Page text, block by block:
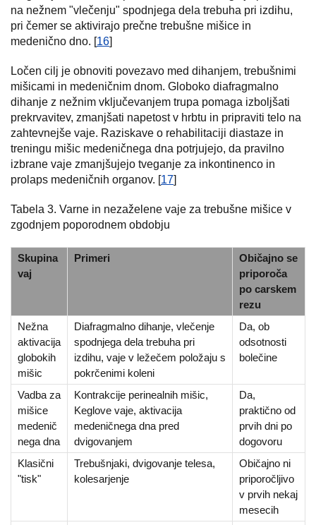
na nežnem "vlečenju" spodnjega dela trebuha pri izdihu,
pri čemer se aktivirajo prečne trebušne mišice in
medenično dno. [16]
Ločen cilj je obnoviti povezavo med dihanjem, trebušnimi
mišicami in medeničnim dnom. Globoko diafragmalno
dihanje z nežnim vključevanjem trupa pomaga izboljšati
prekrvavitev, zmanjšati napetost v hrbtu in pripraviti telo na
zahtevnejše vaje. Raziskave o rehabilitaciji diastaze in
treningu mišic medeničnega dna potrjujejo, da pravilno
izbrane vaje zmanjšujejo tveganje za inkontinenco in
prolaps medeničnih organov. [17]
Tabela 3. Varne in nezaželene vaje za trebušne mišice v
zgodnjem poporodnem obdobju
Skupina
vaj
Primeri
Običajno se
priporoča
po carskem
rezu
Nežna
aktivacija
globokih
mišic
Diafragmalno dihanje, vlečenje
spodnjega dela trebuha pri
izdihu, vaje v ležečem položaju s
pokrčenimi koleni
Da, ob
odsotnosti
bolečine
Vadba za
mišice
medenič
nega dna
Kontrakcije perinealnih mišic,
Keglove vaje, aktivacija
medeničnega dna pred
dvigovanjem
Da,
praktično od
prvih dni po
dogovoru
Klasični
"tisk"
Trebušnjaki, dvigovanje telesa,
kolesarjenje
Običajno ni
priporočljivo
v prvih nekaj
mesecih